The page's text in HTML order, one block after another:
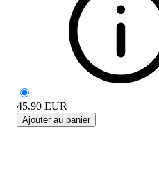
45.90 EUR
Ajouter au panier